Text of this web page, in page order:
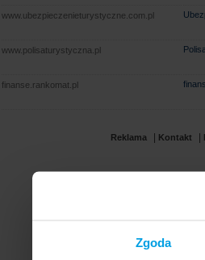
Zgoda
www.ubezpieczenieturystyczne.com.pl
www.polisaturystyczna.pl
finanse.rankomat.pl
Reklama Kontakt